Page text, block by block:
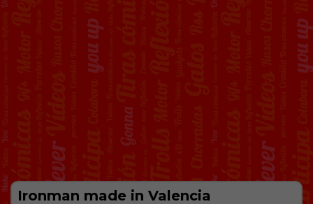
Ironman made in Valencia